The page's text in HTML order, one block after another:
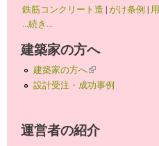
鉄筋コンクリート造 |がけ条例 |
...続き...
建築家の方へ
建築家の方へ(link is external)
設計受注・成功事例
運営者の紹介